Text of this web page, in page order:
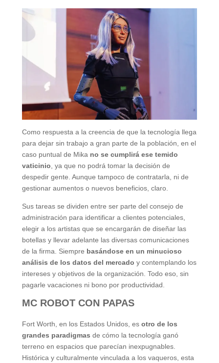
Como respuesta a la creencia de que la tecnología llega
para dejar sin trabajo a gran parte de la población, en el
caso puntual de Mika no se cumplirá ese temido
vaticinio , ya que no podrá tomar la decisión de
despedir gente. Aunque tampoco de contratarla, ni de
gestionar aumentos o nuevos beneficios, claro.
Sus tareas se dividen entre ser parte del consejo de
administración para identificar a clientes potenciales,
elegir a los artistas que se encargarán de diseñar las
botellas y llevar adelante las diversas comunicaciones
de la firma. Siempre basándose en un minucioso
análisis de los datos del mercado y contemplando los
intereses y objetivos de la organización. Todo eso, sin
pagarle vacaciones ni bono por productividad.
MC ROBOT CON PAPAS
Fort Worth, en los Estados Unidos, es otro de los
grandes paradigmas de cómo la tecnología ganó
terreno en espacios que parecían inexpugnables.
Histórica y culturalmente vinculada a los vaqueros, esta